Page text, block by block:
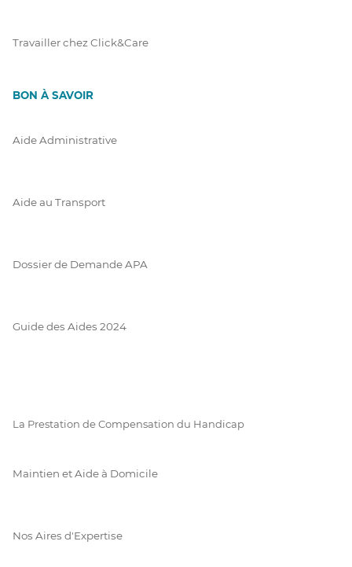
Travailler chez Click&Care
BON À SAVOIR
Aide Administrative
Aide au Transport
Dossier de Demande APA
Guide des Aides 2024
La Prestation de Compensation du Handicap
Maintien et Aide à Domicile
Nos Aires d'Expertise